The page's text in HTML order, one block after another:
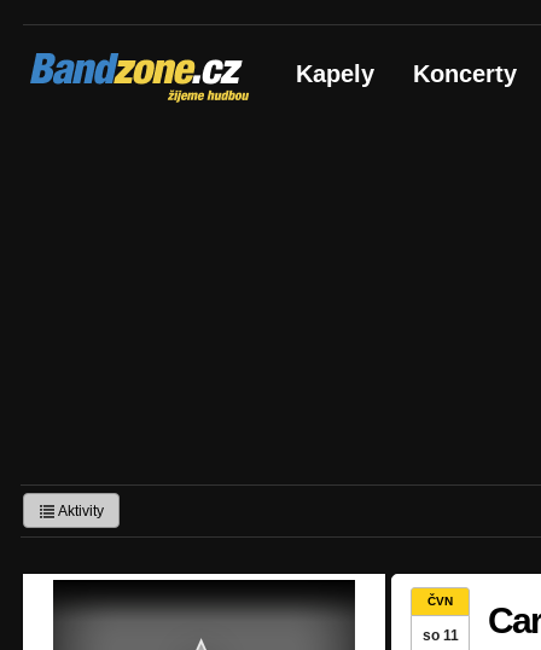
Bandzone.cz
žijeme hudbou Kapely Koncerty
Aktivity
ČVN
so 11